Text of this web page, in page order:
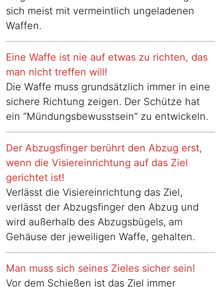
sich meist mit vermeintlich ungeladenen
Waffen.
Eine Waffe ist nie auf etwas zu richten, das
man nicht treffen will!
Die Waffe muss grundsätzlich immer in eine
sichere Richtung zeigen. Der Schütze hat
ein “Mündungsbewusstsein” zu entwickeln.
Der Abzugsfinger berührt den Abzug erst,
wenn die Visiereinrichtung auf das Ziel
gerichtet ist!
Verlässt die Visiereinrichtung das Ziel,
verlässt der Abzugsfinger den Abzug und
wird außerhalb des Abzugsbügels, am
Gehäuse der jeweiligen Waffe, gehalten.
Man muss sich seines Zieles sicher sein!
Vor dem Schießen ist das Ziel immer